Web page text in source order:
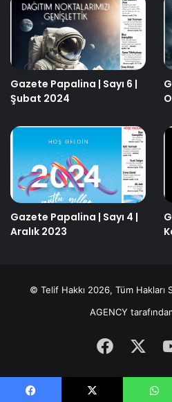
Gazete Papalina | Sayı 6 |
Şubat 2024
Gazete Papalina | Sayı 4 |
Aralık 2023
© Telif Hakkı 2026, Tüm Hakları
AGENCY